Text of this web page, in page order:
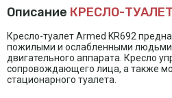
Описание КРЕСЛО-ТУАЛЕТ
Кресло-туалет Armed KR692
пожилыми и ослабленными людьми
двигательного аппарата. Кресло
сопровождающего лица, а также
стационарного туалета.